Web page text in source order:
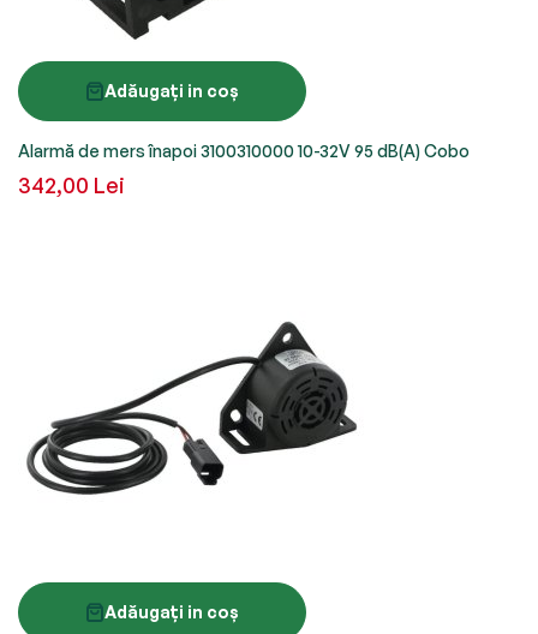
Adăugați in coș
Alarmă de mers înapoi 3100310000 10-32V 95 dB(A) Cobo
342,00 Lei
Adăugați in coș